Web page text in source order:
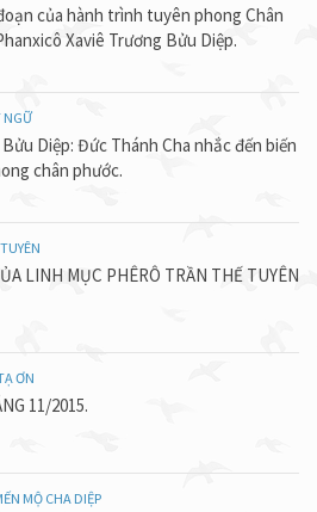
của hành trình tuyên phong Chân
Xaviê Trương Bửu Diệp.
NGỮ
Diệp: Đức Thánh Cha nhắc đến biến
chân phước.
LINH MỤC PHÊRÔ TRẦN THẾ TUYÊN
ƠN
11/2015.
MỘ CHA DIỆP